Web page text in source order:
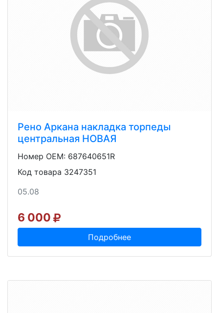
Рено Аркана накладка торпеды
центральная НОВАЯ
Номер OEM: 687640651R
Код товара 3247351
05.08
6 000
Подробнее